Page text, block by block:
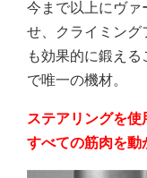
今まで以上にヴァ
せ、クライミング
も効果的に鍛える
で唯一の機材。
ステアリングを使
すべての筋肉を動